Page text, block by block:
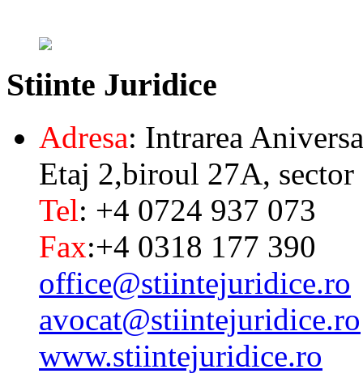
Stiinte Juridice
Adresa: Intrarea
Etaj 2,biroul 27A, sector
Tel: +4 0724 937 073
Fax:+4 0318 177 390
office@stiintejuridice.ro
avocat@stiintejuridice.ro
www.stiintejuridice.ro